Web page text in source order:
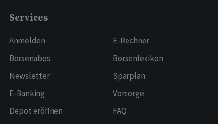
Services
Anmelden
Börsenabos
Newsletter
E-Banking
Depot eröffnen
E-Rechner
Börsenlexikon
Sparplan
Vorsorge
FAQ